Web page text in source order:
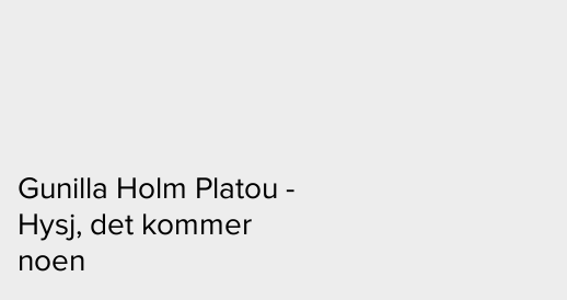
Gunilla Holm Platou -
Hysj, det kommer
noen